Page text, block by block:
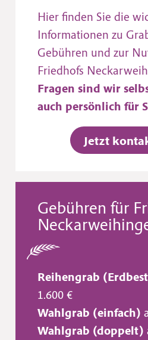
Hier finden Sie die
Informationen zu
Gebühren und zur
Friedhofs
Fragen sind wir
auch persönlich für
Jetzt
Gebühren für
Reihengrab
1.600 €
Wahlgrab (einfach)
Wahlgrab (doppelt)